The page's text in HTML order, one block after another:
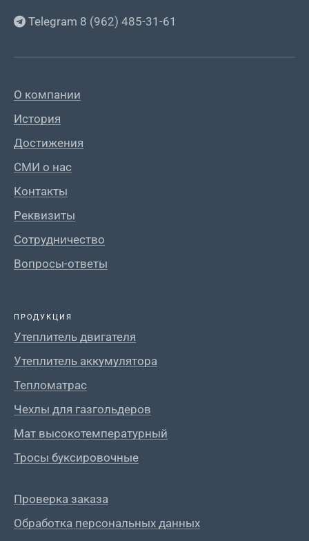
Telegram 8 (962) 485-31-61
О компании
История
Достижения
СМИ о нас
Контакты
Реквизиты
Сотрудничество
Вопросы-ответы
ПРОДУКЦИЯ
Утеплитель двигателя
Утеплитель аккумулятора
Тепломатрас
Чехлы для газгольдеров
Мат высокотемпературный
Тросы буксировочные
Проверка заказа
Обработка персональных данных